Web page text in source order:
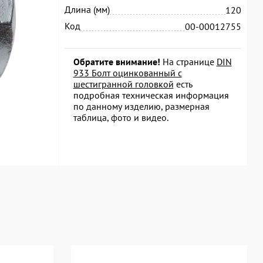
Длина (мм)
120
Код
00-00012755
Обратите внимание! На странице DIN
933 Болт оцинкованный с
шестигранной головкой есть
подробная техническая информация
по данному изделию, размерная
таблица, фото и видео.